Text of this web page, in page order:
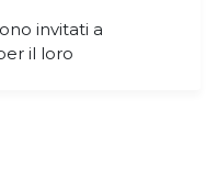
invitati a
il loro